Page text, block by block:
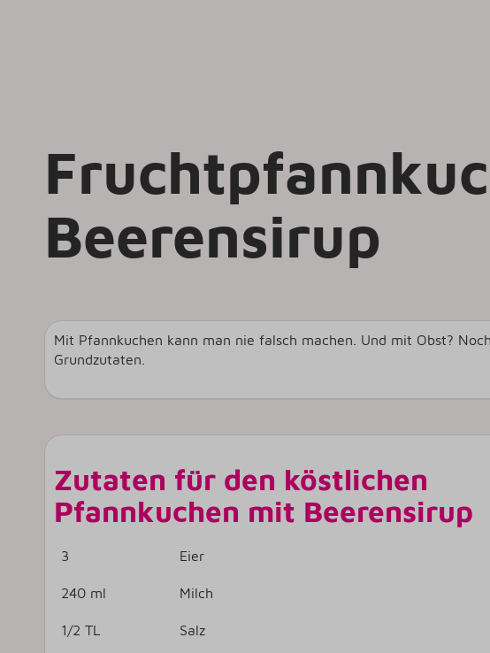
Beerensirup
Mit Pfannkuchen kann man nie falsch machen. Und mit Obst?
Grundzutaten.
Zutaten für den köstlichen
Pfannkuchen mit Beerensirup
3 Eier
240 ml Milch
1/2 TL Salz